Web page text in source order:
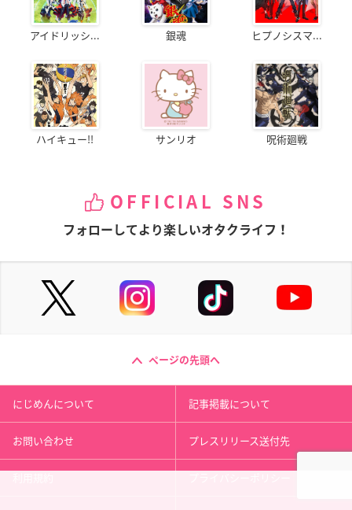
アイドリッシ... 銀魂 ヒプノシスマ...
ハイキュー!! サンリオ 呪術廻戦
OFFICIAL SNS
フォローしてより楽しいオタクライフ！
ページの先頭へ
にじめんについて 記事掲載について
お問い合わせ プレスリリース送付先